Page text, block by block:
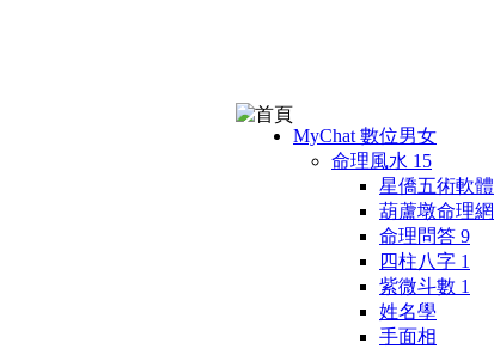
MyChat 數位男女
命理風水 15
星僑五術軟體
葫蘆墩命理網
命理問答 9
四柱八字 1
紫微斗數 1
姓名學
手面相